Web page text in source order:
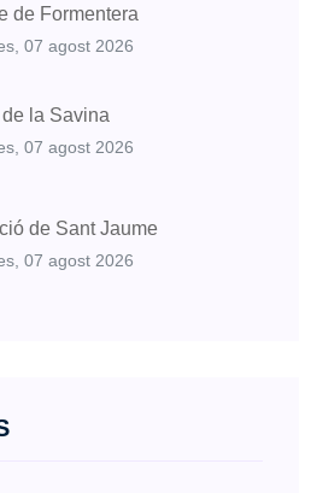
de Formentera
07 agost 2026
de la Savina
07 agost 2026
de Sant Jaume
07 agost 2026